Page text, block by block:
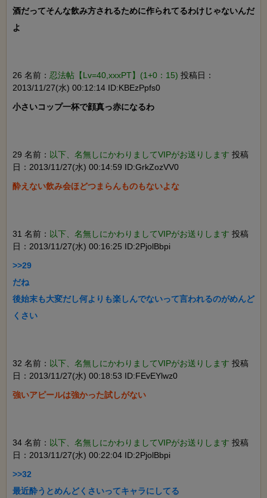
酒だってそんな飲み方されるために作られてるわけじゃないんだ
よ
26 名前： 忍法帖【Lv=40,xxxPT】(1+0：15) 投稿日：
2013/11/27(水) 00:12:14 ID:KBEzPpfs0
小さいコップ一杯で顔真っ赤になるわ
29 名前： 以下、名無しにかわりましてVIPがお送りします 投稿
日：2013/11/27(水) 00:14:59 ID:GrkZozVV0
31 名前： 以下、名無しにかわりましてVIPがお送りします 投稿
日：2013/11/27(水) 00:16:25 ID:2PjolBbpi
>>29
だね
後始末も大変だし何よりも楽しんでないって言われるのがめんど
32 名前： 以下、名無しにかわりましてVIPがお送りします 投稿
日：2013/11/27(水) 00:18:53 ID:FEvEYlwz0
34 名前： 以下、名無しにかわりましてVIPがお送りします 投稿
日：2013/11/27(水) 00:22:04 ID:2PjolBbpi
>>32
最近酔うとめんどくさいってキャラにしてる